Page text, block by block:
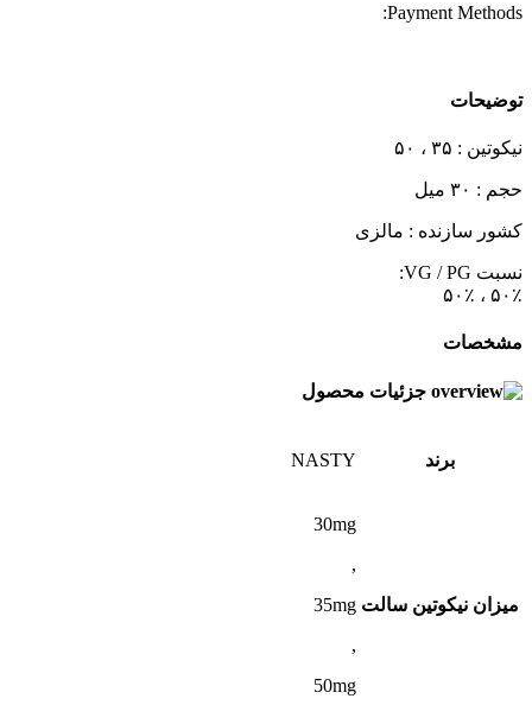
Payment Methods:
توضیحات
نیکوتین : ۳۵ ، ۵۰
حجم : ۳۰ میل
کشور سازنده : مالزی
نسبت VG / PG:
۵۰٪ ، ۵۰٪
مشخصات
جزئیات محصول
برند NASTY
میزان نیکوتین سالت
30mg
,
35mg
,
50mg